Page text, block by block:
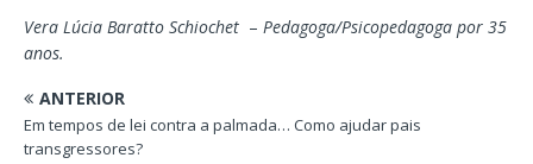
Vera Lúcia Baratto Schiochet – Pedagoga/Psicopedagoga por 35
anos.
ANTERIOR
Em tempos de lei contra a palmada… Como ajudar pais
transgressores?